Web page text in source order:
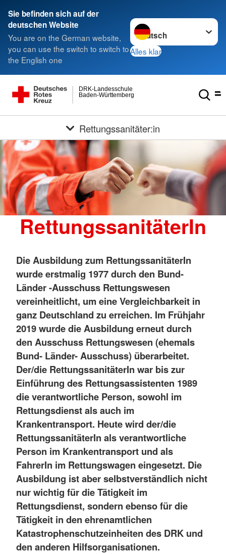
Sie befinden sich auf der
deutschen Website
You are on the German website,
you can use the switch to switch to
the English one
Sprache wechseln zu
Alles klar
Baden-Württemberg
DRK-Landesschule
Rettungssanitäter:in
RettungssanitäterIn
Die Ausbildung zum RettungssanitäterIn
wurde erstmalig 1977 durch den Bund-
Länder -Ausschuss Rettungswesen
vereinheitlicht, um eine Vergleichbarkeit in
ganz Deutschland zu erreichen. Im Frühjahr
2019 wurde die Ausbildung erneut durch
den Ausschuss Rettungswesen (ehemals
Bund- Länder- Ausschuss) überarbeitet.
Der/die RettungssanitäterIn war bis zur
Einführung des Rettungsassistenten 1989
die verantwortliche Person, sowohl im
Rettungsdienst als auch im
Krankentransport. Heute wird der/die
RettungssanitäterIn als verantwortliche
Person im Krankentransport und als
FahrerIn im Rettungswagen eingesetzt. Die
Ausbildung ist aber selbstverständlich nicht
nur wichtig für die Tätigkeit im
Rettungsdienst, sondern ebenso für die
Tätigkeit in den ehrenamtlichen
Katastrophenschutzeinheiten des DRK und
den anderen Hilfsorganisationen.